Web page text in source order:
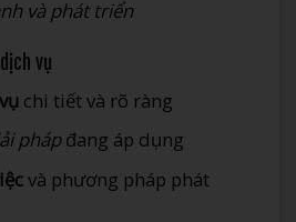
và phát triển
vụ
chi tiết và rõ ràng
phápđang áp dụng
và phương pháp phát